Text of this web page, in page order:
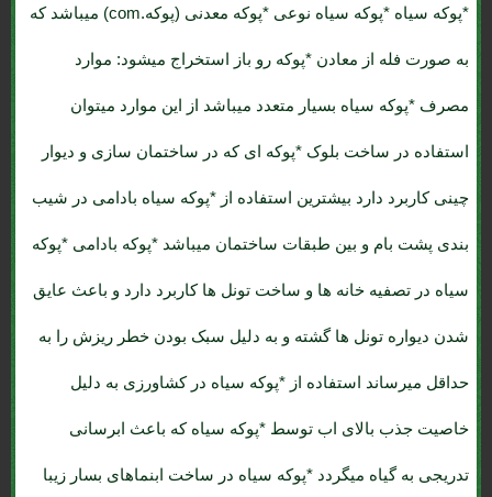
*پوکه سیاه *پوکه سیاه نوعی *پوکه معدنی (پوکه.com) میباشد که
به صورت فله از معادن *پوکه رو باز استخراج میشود: موارد
مصرف *پوکه سیاه بسیار متعدد میباشد از این موارد میتوان
استفاده در ساخت بلوک *پوکه ای که در ساختمان سازی و دیوار
چینی کاربرد دارد بیشترین استفاده از *پوکه سیاه بادامی در شیب
بندی پشت بام و بین طبقات ساختمان میباشد *پوکه بادامی *پوکه
سیاه در تصفیه خانه ها و ساخت تونل ها کاربرد دارد و باعث عایق
شدن دیواره تونل ها گشته و به دلیل سبک بودن خطر ریزش را به
حداقل میرساند استفاده از *پوکه سیاه در کشاورزی به دلیل
خاصیت جذب بالای اب توسط *پوکه سیاه که باعث ابرسانی
تدریجی به گیاه میگردد *پوکه سیاه در ساخت ابنماهای بسار زیبا